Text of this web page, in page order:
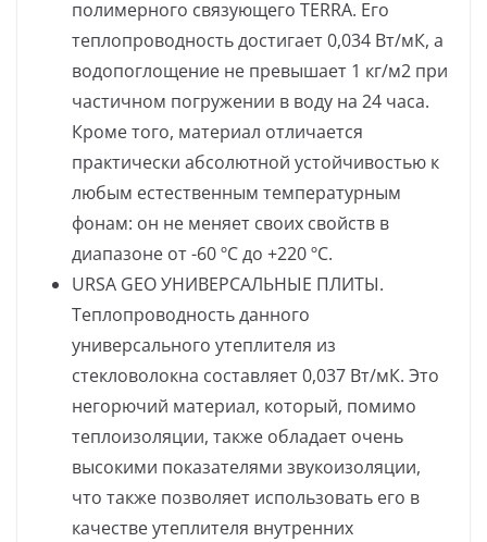
полимерного связующего TERRA. Его
теплопроводность достигает 0,034 Вт/мК, а
водопоглощение не превышает 1 кг/м2 при
частичном погружении в воду на 24 часа.
Кроме того, материал отличается
практически абсолютной устойчивостью к
любым естественным температурным
фонам: он не меняет своих свойств в
диапазоне от -60 ºС до +220 ºС.
URSA GEO УНИВЕРСАЛЬНЫЕ ПЛИТЫ.
Теплопроводность данного
универсального утеплителя из
стекловолокна составляет 0,037 Вт/мК. Это
негорючий материал, который, помимо
теплоизоляции, также обладает очень
высокими показателями звукоизоляции,
что также позволяет использовать его в
качестве утеплителя внутренних